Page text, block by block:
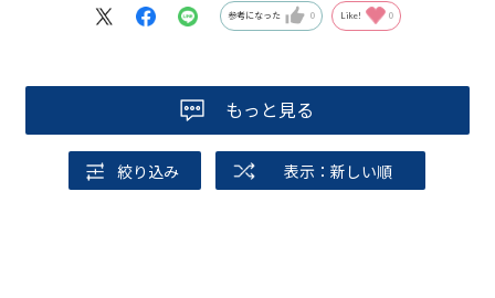
参考になった 0 Like! 0
もっと見る
絞り込み 表示：新しい順